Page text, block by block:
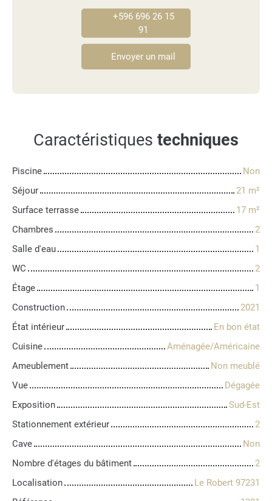
+596 696 26 15
91
Envoyer un mail
Caractéristiques techniques
Piscine
Non
Séjour
21 m²
Surface terrasse
17 m²
Chambres
2
Salle d'eau
1
WC
2
Étage
1
Construction
2021
État intérieur
En bon état
Cuisine
Aménagée/Américaine
Ameublement
Non meublé
Vue
Dégagée
Exposition
Sud-Est
Stationnement extérieur
2
Cave
Non
Nombre d'étages du bâtiment
2
Localisation
Le Robert 97231